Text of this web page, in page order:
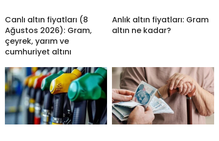
Canlı altın fiyatları (8
Ağustos 2026): Gram,
çeyrek, yarım ve
cumhuriyet altını
Anlık altın fiyatları: Gram
altın ne kadar?